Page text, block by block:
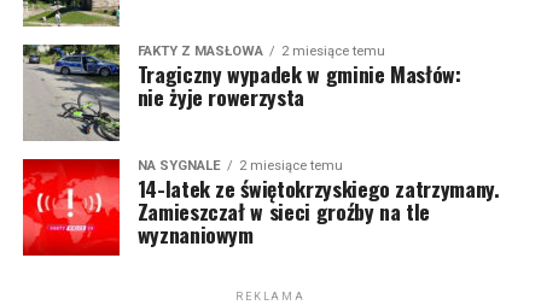
FAKTY Z MASŁOWA 2 miesiące temu
Tragiczny wypadek w gminie Masłów:
nie żyje rowerzysta
NA SYGNALE 2 miesiące temu
14-latek ze świętokrzyskiego zatrzymany.
Zamieszczał w sieci groźby na tle
wyznaniowym
REKLAMA